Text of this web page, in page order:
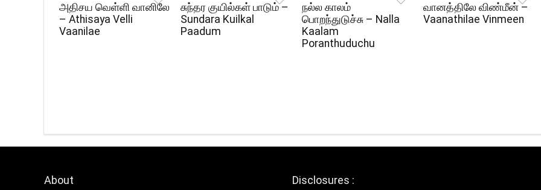
அதிசய வெள்ளி வானிலே
– Athisaya Velli
Vaanilae
சுந்தர குயில்கள் பாடும் –
Sundara Kuilkal
Paadum
நல்ல காலம்
பொறந்துடுச்சு – Nalla
Kaalam
Poranthuduchu
வானத்திலே விண்மீன் –
Vaanathilae Vinmeen
About Disclosures :